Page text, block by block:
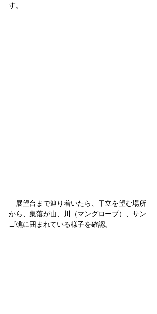
す。
展望台まで辿り着いたら、干立を望む場所
から、集落が山、川（マングローブ）、サン
ゴ礁に囲まれている様子を確認。